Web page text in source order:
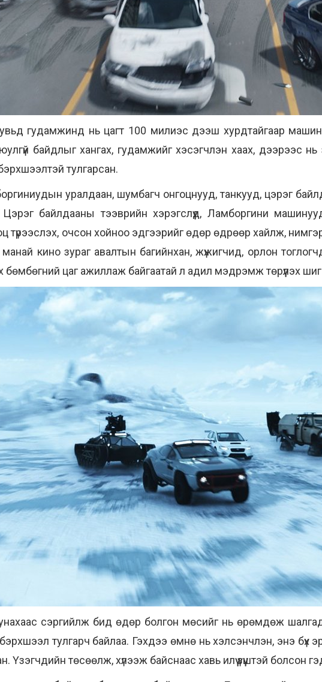
гудамжинд нь цагт 100 милиэс дээш хурдтайгаар
байдлыг хангах, гудамжийг хэсэгчлэн хаах, дээрээс
тулгарсан.
уралдаан, шумбагч онгоцнууд, танкууд, цэрэг
байлдааны тээврийн хэрэгслүүд, Ламборгини
түрээслэх, очсон хойноо эдгээрийг өдөр өдрөөр хайлж,
кино зураг авалтын багийнхан, жүжигчид, орлон
бөмбөгний цаг ажиллаж байгаатай л адил мэдрэмж төрүүлэх
сэргийлж бид өдөр болгон мөсийг нь өрөмдөж
тулгарч байлаа. Гэхдээ өмнө нь хэлсэнчлэн, энэ бүх
Үзэгчдийн төсөөлж, хүлээж байснаас хавь илүү үзүүштэй болсон